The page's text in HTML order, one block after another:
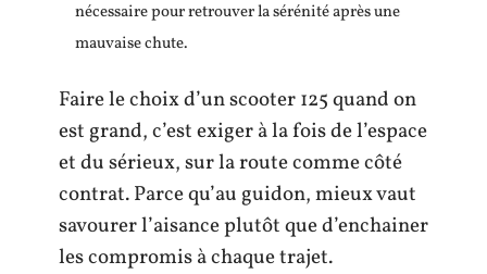
nécessaire pour retrouver la sérénité après une
mauvaise chute.
Faire le choix d’un scooter 125 quand on
est grand, c’est exiger à la fois de l’espace
et du sérieux, sur la route comme côté
contrat. Parce qu’au guidon, mieux vaut
savourer l’aisance plutôt que d’enchainer
les compromis à chaque trajet.